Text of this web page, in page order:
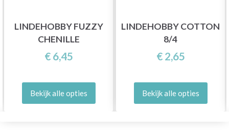
LINDEHOBBY FUZZY
CHENILLE
€ 6,45
Bekijk alle opties
LINDEHOBBY COTTON
8/4
€ 2,65
Bekijk alle opties